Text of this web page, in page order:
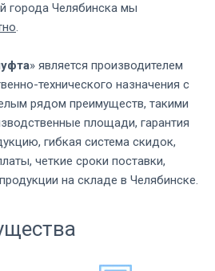
города Челябинска мы
.
» является производителем
технического назначения с
рядом преимуществ, такими
площади, гарантия
гибкая система скидок,
четкие сроки поставки,
на складе в Челябинске.